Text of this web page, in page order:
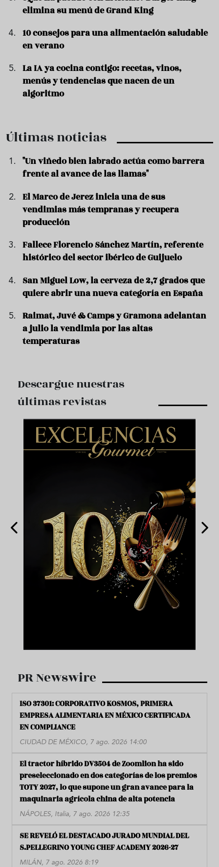
elimina su menú de Grand King
10 consejos para una alimentación saludable
en verano
La IA ya cocina contigo: recetas, vinos,
menús y tendencias que nacen de un
algoritmo
Últimas noticias
"Un viñedo bien labrado actúa como barrera
frente al avance de las llamas"
El Marco de Jerez inicia una de sus
vendimias más tempranas y recupera
producción
Fallece Florencio Sánchez Martín, referente
histórico del sector ibérico de Guijuelo
San Miguel Low, la cerveza de 2,7 grados que
quiere abrir una nueva categoría en España
Raimat, Juvé & Camps y Gramona adelantan
a julio la vendimia por las altas
temperaturas
Descargue nuestras
últimas revistas
PR Newswire
ISO 37301: CORPORATIVO KOSMOS, PRIMERA
EMPRESA ALIMENTARIA EN MÉXICO CERTIFICADA
EN COMPLIANCE
CIUDAD DE MÉXICO, 7 ago. 2026 14:00
El tractor híbrido DV3504 de Zoomlion ha sido
preseleccionado en dos categorías de los premios
TOTY 2027, lo que supone un gran avance para la
maquinaria agrícola china de alta potencia
NÁPOLES, Italia, 7 ago. 2026 12:35
SE REVELÓ EL DESTACADO JURADO MUNDIAL DEL
S.PELLEGRINO YOUNG CHEF ACADEMY 2026-27
MILÁN, 7 ago. 2026 8:19